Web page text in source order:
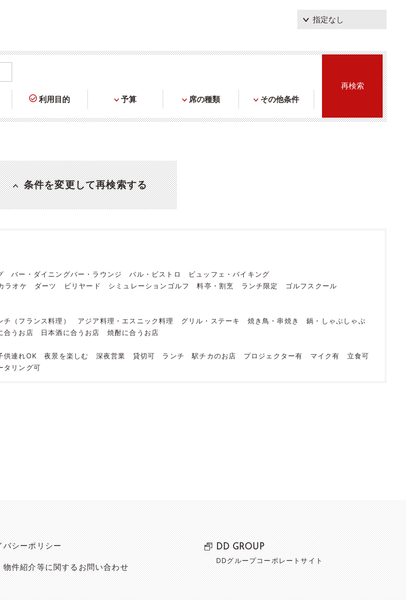
利用目的 予算 席の種類 その他条件
条件を変更して再検索する
バー・ダイニングバー・ラウンジ バル・ビストロ
ビュッフェ・バイキング
ラオケ ダーツ ビリヤード シミュレーションゴルフ 料亭・割烹 ランチ限定
ゴルフスクール
チ（フランス料理） アジア料理・エスニック料理 グリル・ステーキ 焼き鳥・串焼き
鍋・しゃぶしゃぶ
合うお店 日本酒に合うお店
焼酎に合うお店
供連れOK 夜景を楽しむ 深夜営業 貸切可 ランチ 駅チカのお店 プロジェクター有 マイク有
立食可
タリング可
バシーポリシー
物件紹介等に関するお問い合わせ
DD GROUP
DDグループコーポレートサイト